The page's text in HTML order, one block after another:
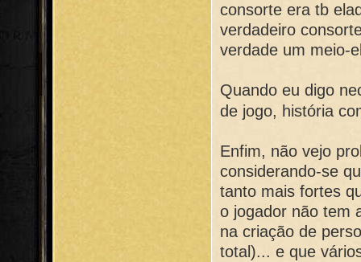
consorte era tb
verdadeiro
verdade um meio-
Quando eu digo
de jogo, história
Enfim, não vejo
considerando-se
tanto mais fortes
o jogador não tem
na criação de
total)... e que